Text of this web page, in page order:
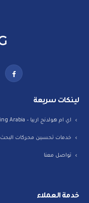
لينكات سريعة
اي ام هولدنج اربيا – IM Holding Arabia
خدمات تحسين محركات البحث
تواصل معنا
خدمة العملاء